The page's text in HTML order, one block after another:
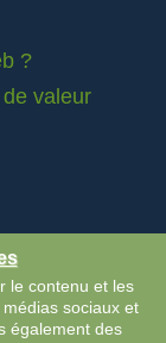
?
valeur
le contenu et les
sociaux et
également des